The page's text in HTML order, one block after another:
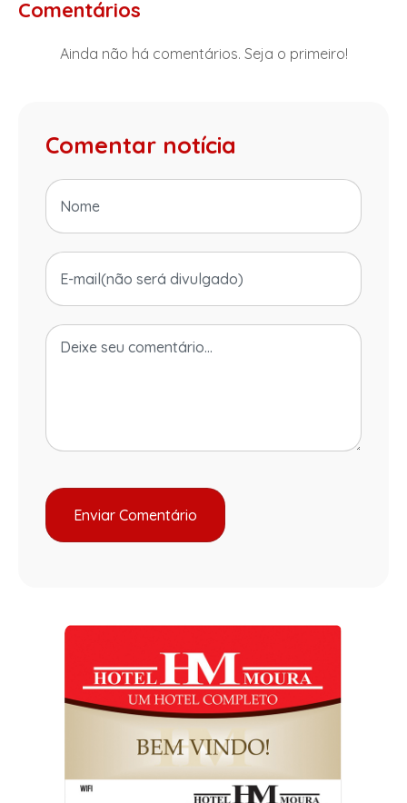
Comentários
Ainda não há comentários. Seja o primeiro!
Comentar notícia